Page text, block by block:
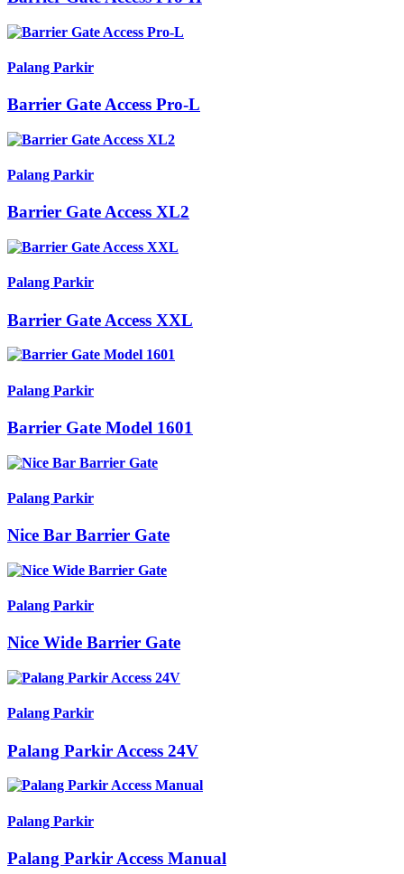
Palang Parkir
Barrier Gate Access Pro-L
Palang Parkir
Barrier Gate Access XL2
Palang Parkir
Barrier Gate Access XXL
Palang Parkir
Barrier Gate Model 1601
Palang Parkir
Nice Bar Barrier Gate
Palang Parkir
Nice Wide Barrier Gate
Palang Parkir
Palang Parkir Access 24V
Palang Parkir
Palang Parkir Access Manual